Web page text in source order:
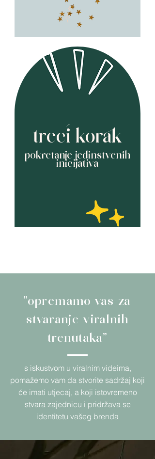
pokretanje jedinstvenih
inicijativa
treći korak
"opremamo vas za
stvaranje viralnih
trenutaka"
s iskustvom u viralnim videima,
pomažemo vam da stvorite sadržaj koji
će imati utjecaj, a koji istovremeno
stvara zajednicu i pridržava se
identitetu vašeg brenda